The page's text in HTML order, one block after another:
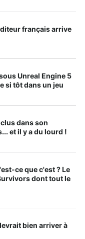
français arrive
Unreal Engine 5
si tôt dans un jeu
dans son
et il y a du lourd !
ce que c'est ? Le
dont tout le
bien arriver à